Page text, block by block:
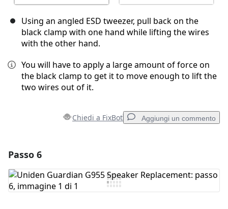
Using an angled ESD tweezer, pull back on the
black clamp with one hand while lifting the wires
with the other hand.
You will have to apply a large amount of force on
the black clamp to get it to move enough to lift the
two wires out of it.
Chiedi a FixBot Aggiungi un commento
Aggiungi Commento
Passo 6